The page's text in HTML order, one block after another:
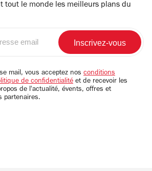
tout le monde les meilleurs plans du
mail, vous acceptez nos conditions
de confidentialité et de recevoir les
de l'actualité, évents, offres et
partenaires.